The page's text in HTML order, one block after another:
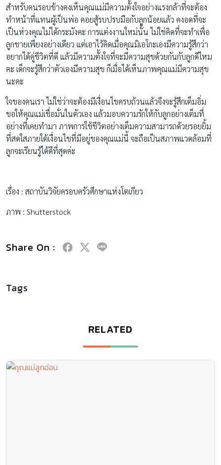
สำหรับคนรอบข้างคงเห็นคุณแม่มีความตั้งใจอย่างแรงกล้าที่จะต้อง
ทำหน้าที่แทนผู้เป็นพ่อ คอยสู้รบปรบมือกับลูกน้อยแล้ว คงอดที่จะ
เป็นห่วงคุณไม่ได้กระมังคะ การแต่งงานใหม่นั้น ไม่ใช่คิดที่จะทำเพื่อ
ลูกชายเพียงอย่างเดียว แต่เอาไว้คิดเมื่อคุณมิเอโกะเองมีความรู้สึกว่า
อยากได้คู่ชีวิตที่ดี แล้วมีความตั้งใจที่จะมีความสุขด้วยกันกับลูกดีไหม
คะ เด็กจะรู้สึกว่าตัวเองมีความสุข ก็เมื่อได้เห็นภาพคุณแม่มีความสุข
นะคะ
ใจของคนเรา ไม่ใช่ว่าจะต้องมีเงื่อนไขครบถ้วนแล้วจึงจะรู้สึกเต็มอิ่ม
ขอให้คุณแม่เชื่อมั่นในตัวเอง แล้วมอบความรักให้กับลูกอย่างเต็มที่
อย่างที่เคยทำมา ภาพการใช้ชีวิตอย่างเต็มความสามารถด้วยรอยยิ้ม
ที่สดใสภายใต้เงื่อนไขที่มีอยู่ของคุณแม่นี้ จะถือเป็นสภาพแวดล้อมที่
ลูกจะเรียนรู้ได้ดีที่สุดค่ะ
เรื่อง : สถาบันวิจัยครอบครัวศึกษาแห่งโตเกียว
ภาพ : Shutterstock
Share On :
Tags
RELATED